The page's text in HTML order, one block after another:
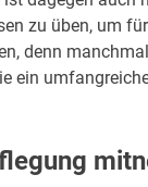
zu üben, um
denn
ein